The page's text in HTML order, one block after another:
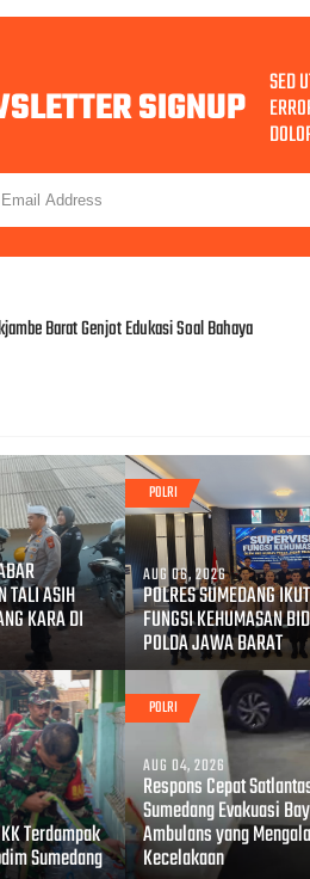
SIGNUP SED
Barat Genjot Edukasi Soal Bahaya
TALI ASIH
KARA DI
POLRI
AUG 06, 2026
POLRES SUMEDANG
FUNGSI KEHUMASAN
POLDA JAWA BARAT
Terdampak
Sumedang
POLRI
AUG 04, 2026
Respons Cepat
Sumedang Evakuasi
Ambulans yang
Kecelakaan